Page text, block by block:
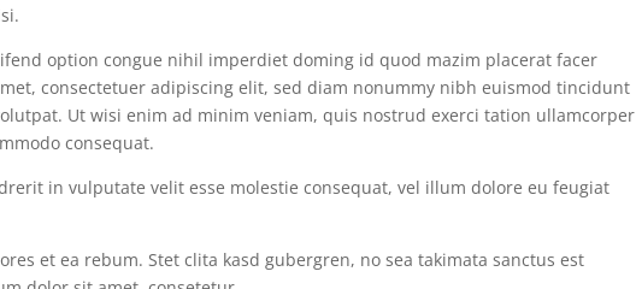
option congue nihil imperdiet doming id quod mazim placerat facer
consectetuer adipiscing elit, sed diam nonummy nibh euismod tincidunt
Ut wisi enim ad minim veniam, quis nostrud exerci tation ullamcorper
consequat.
in vulputate velit esse molestie consequat, vel illum dolore eu feugiat
et ea rebum. Stet clita kasd gubergren, no sea takimata sanctus est